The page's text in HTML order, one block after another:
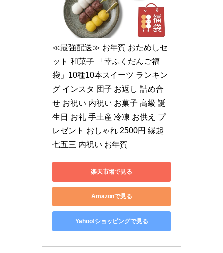
≪最強配送≫ お年賀 おためしセ
ット 和菓子 「幸ふくだんご福
袋」10種10本スイーツ ランキン
グ インスタ 団子 お返し 詰め合
せ お祝い 内祝い お菓子 高級 誕
生日 お礼 手土産 冷凍 お供え プ
レゼント おしゃれ 2500円 縁起
七五三 内祝い お年賀
楽天市場で見る
Amazonで見る
Yahoo!ショッピングで見る